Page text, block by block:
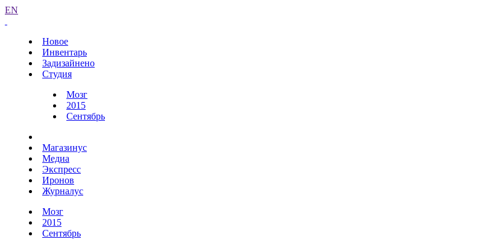
EN
Новое
Инвентарь
Задизайнено
Студия
Мозг
2015
Сентябрь
Магазинус
Медиа
Экспресс
Иронов
Журналус
Мозг
2015
Сентябрь